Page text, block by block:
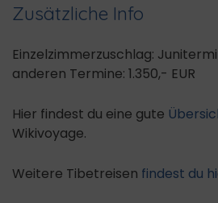
Zusätzliche Info
Einzelzimmerzuschlag:
anderen Termine: 1.350,- EUR
Hier findest du eine gute
Wikivoyage.
Weitere Tibetreisen findest du